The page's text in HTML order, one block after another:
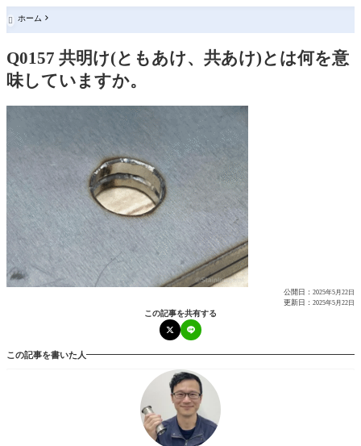
 ホーム
Q0157 共明け(ともあけ、共あけ)とは何を意
味していますか。
公開日： 2025年5月22日
更新日： 2025年5月22日
この記事を共有する
この記事を書いた人